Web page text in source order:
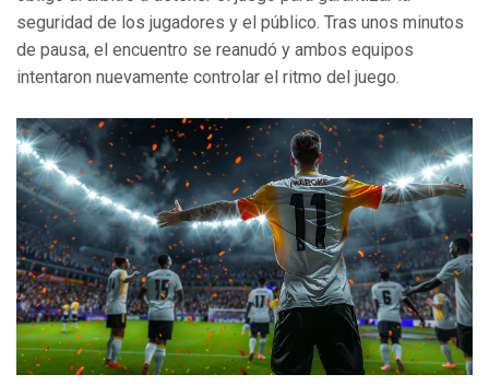
seguridad de los jugadores y el público. Tras unos minutos
de pausa, el encuentro se reanudó y ambos equipos
intentaron nuevamente controlar el ritmo del juego.